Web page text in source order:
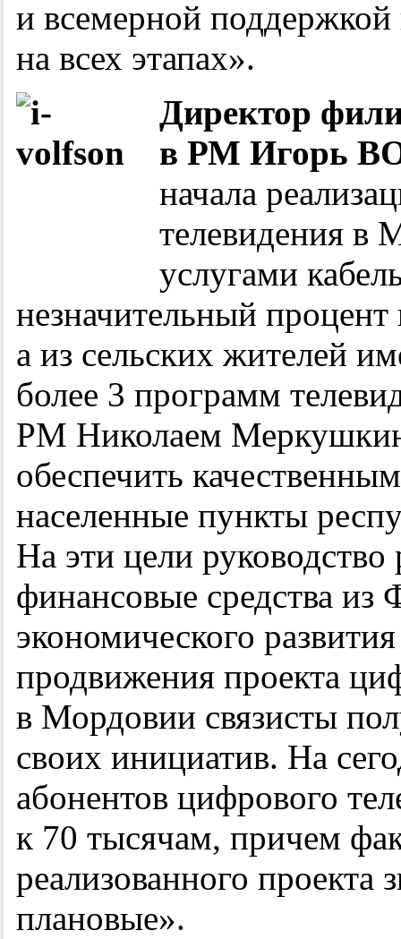
и всемерной
на всех этапах».
Директор
в РМ Игорь
начала
телевидения в
услугами
незначительный процент
а из сельских жителей
более 3 программ
РМ Николаем
обеспечить
населенные пункты
На эти цели
финансовые средства
экономического
продвижения проекта
в Мордовии связисты
своих инициатив. На
абонентов цифрового
к 70 тысячам, причем
реализованного проекта
плановые».